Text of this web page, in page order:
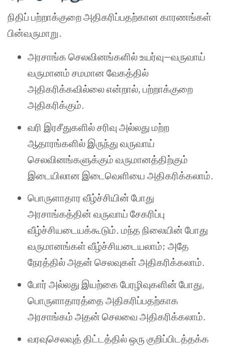
நிதிப் பற்றாக்குறை அதிகரிப்பதற்கான காரணங்கள்
பின்வருமாறு.
அரசாங்க செலவினங்களில் உயர்வு--வருவாய்
வருமானம் சமமான வேகத்தில்
அதிகரிக்கவில்லை என்றால், பற்றாக்குறை
அதிகரிக்கும்.
வரி இரசீதுகளில் சரிவு அல்லது மற்ற
ஆதாரங்களில் இருந்து வருவாய்
செலவினங்களுக்கும் வருமானத்திற்கும்
இடையிலான இடைவெளியை அதிகரிக்கலாம்.
பொருளாதார வீழ்ச்சியின் போது
அரசாங்கத்தின் வருவாய் சேகரிப்பு
வீழ்ச்சியடையக்கூடும். மந்த நிலையின் போது
வருமானங்கள் வீழ்ச்சியடையலாம்; அதே
நேரத்தில் அதன் செலவுகள் அதிகரிக்கலாம்.
போர் அல்லது இயற்கை பேரழிவுகளின் போது,
பொருளாதாரத்தை அதிகரிப்பதற்காக
அரசாங்கம் அதன் செலவை அதிகரிக்கலாம்.
வரவுசெலவுத் திட்டத்தில் ஒரு குறிப்பிடத்தக்க